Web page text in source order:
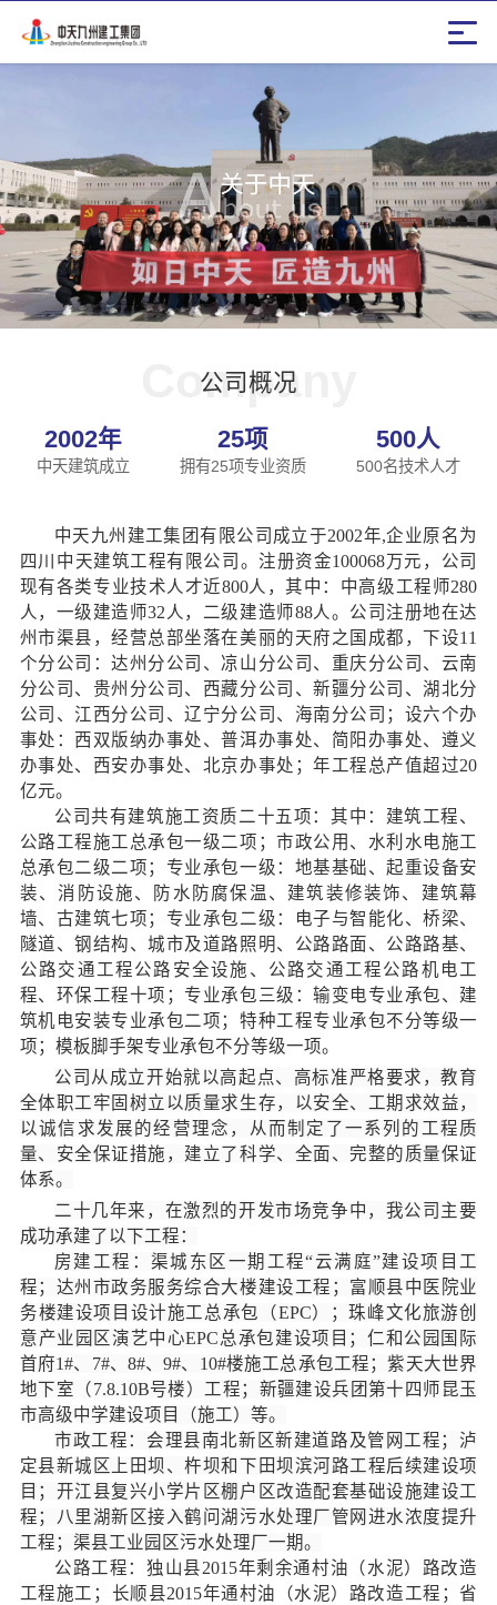
公司概况
Company
2002年
中天建筑成立
25项
拥有25项专业资质
500人
500名技术人才
中天九州建工集团有限公司成立于2002年,企业原名为
四川中天建筑工程有限公司。注册资金100068万元，公司
现有各类专业技术人才近800人，其中：中高级工程师280
人，一级建造师32人，二级建造师88人。公司注册地在达
州市渠县，经营总部坐落在美丽的天府之国成都，下设11
个分公司：达州分公司、凉山分公司、重庆分公司、云南
分公司、贵州分公司、西藏分公司、新疆分公司、湖北分
公司、江西分公司、辽宁分公司、海南分公司；设六个办
事处：西双版纳办事处、普洱办事处、简阳办事处、遵义
办事处、西安办事处、北京办事处；年工程总产值超过20
亿元。
公司共有建筑施工资质二十五项：其中：建筑工程、
公路工程施工总承包一级二项；市政公用、水利水电施工
总承包二级二项；专业承包一级：地基基础、起重设备安
装、消防设施、防水防腐保温、建筑装修装饰、建筑幕
墙、古建筑七项；专业承包二级：电子与智能化、桥梁、
隧道、钢结构、城市及道路照明、公路路面、公路路基、
公路交通工程公路安全设施、公路交通工程公路机电工
程、环保工程十项；专业承包三级：输变电专业承包、建
筑机电安装专业承包二项；特种工程专业承包不分等级一
项；模板脚手架专业承包不分等级一项。
公司从成立开始就以高起点、高标准严格要求，教育
全体职工牢固树立以质量求生存，以安全、工期求效益，
以诚信求发展的经营理念，从而制定了一系列的工程质
量、安全保证措施，建立了科学、全面、完整的质量保证
体系。
二十几年来，在激烈的开发市场竞争中，我公司主要
成功承建了以下工程：
房建工程：渠城东区一期工程“云满庭”建设项目工
程；达州市政务服务综合大楼建设工程；富顺县中医院业
务楼建设项目设计施工总承包（EPC）；珠峰文化旅游创
意产业园区演艺中心EPC总承包建设项目；仁和公园国际
首府1#、7#、8#、9#、10#楼施工总承包工程；紫天大世界
地下室（7.8.10B号楼）工程；新疆建设兵团第十四师昆玉
市高级中学建设项目（施工）等。
市政工程：会理县南北新区新建道路及管网工程；泸
定县新城区上田坝、杵坝和下田坝滨河路工程后续建设项
目；开江县复兴小学片区棚户区改造配套基础设施建设工
程；八里湖新区接入鹤问湖污水处理厂管网进水浓度提升
工程；渠县工业园区污水处理厂一期。
公路工程：独山县2015年剩余通村油（水泥）路改造
工程施工；长顺县2015年通村油（水泥）路改造工程；省